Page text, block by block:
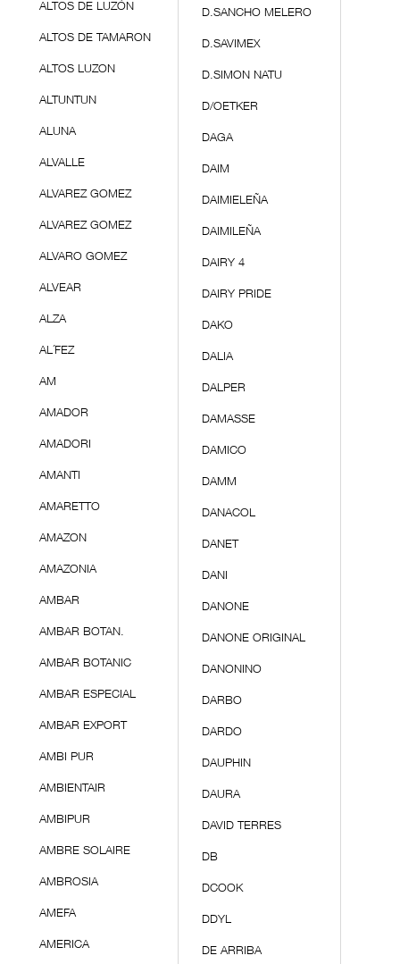
ALTOS DE LUZÓN
ALTOS DE TAMARON
ALTOS LUZON
ALTUNTUN
ALUNA
ALVALLE
ALVAREZ GOMEZ
ALVAREZ GOMEZ
ALVARO GOMEZ
ALVEAR
ALZA
AL´FEZ
AM
AMADOR
AMADORI
AMANTI
AMARETTO
AMAZON
AMAZONIA
AMBAR
AMBAR BOTAN.
AMBAR BOTANIC
AMBAR ESPECIAL
AMBAR EXPORT
AMBI PUR
AMBIENTAIR
AMBIPUR
AMBRE SOLAIRE
AMBROSIA
AMEFA
AMERICA
D.SANCHO MELERO
D.SAVIMEX
D.SIMON NATU
D/OETKER
DAGA
DAIM
DAIMIELEÑA
DAIMILEÑA
DAIRY 4
DAIRY PRIDE
DAKO
DALIA
DALPER
DAMASSE
DAMICO
DAMM
DANACOL
DANET
DANI
DANONE
DANONE ORIGINAL
DANONINO
DARBO
DARDO
DAUPHIN
DAURA
DAVID TERRES
DB
DCOOK
DDYL
DE ARRIBA